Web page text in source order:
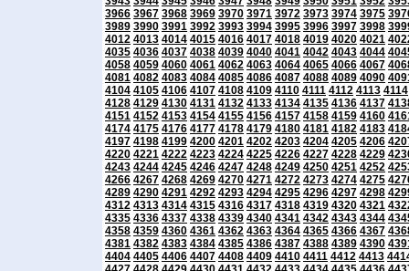
3966 3967 3968 3969 3970 3971 3972 3973 3974 3975
3989 3990 3991 3992 3993 3994 3995 3996 3997 3998
4012 4013 4014 4015 4016 4017 4018 4019 4020 4021
4035 4036 4037 4038 4039 4040 4041 4042 4043 4044
4058 4059 4060 4061 4062 4063 4064 4065 4066 4067
4081 4082 4083 4084 4085 4086 4087 4088 4089 4090
4104 4105 4106 4107 4108 4109 4110 4111 4112 4113 4114
4128 4129 4130 4131 4132 4133 4134 4135 4136 4137
4151 4152 4153 4154 4155 4156 4157 4158 4159 4160
4174 4175 4176 4177 4178 4179 4180 4181 4182 4183
4197 4198 4199 4200 4201 4202 4203 4204 4205 4206
4220 4221 4222 4223 4224 4225 4226 4227 4228 4229
4243 4244 4245 4246 4247 4248 4249 4250 4251 4252
4266 4267 4268 4269 4270 4271 4272 4273 4274 4275
4289 4290 4291 4292 4293 4294 4295 4296 4297 4298
4312 4313 4314 4315 4316 4317 4318 4319 4320 4321
4335 4336 4337 4338 4339 4340 4341 4342 4343 4344
4358 4359 4360 4361 4362 4363 4364 4365 4366 4367
4381 4382 4383 4384 4385 4386 4387 4388 4389 4390
4404 4405 4406 4407 4408 4409 4410 4411 4412 4413